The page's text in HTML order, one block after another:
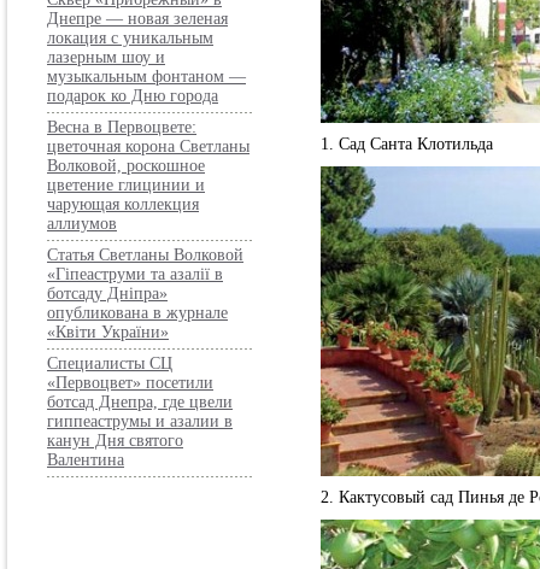
Днепре — новая зеленая
локация с уникальным
лазерным шоу и
музыкальным фонтаном —
подарок ко Дню города
Весна в Первоцвете:
цветочная корона Светланы
Волковой, роскошное
цветение глицинии и
чарующая коллекция
аллиумов
Статья Светланы Волковой
«Гіпеаструми та азалії в
ботсаду Дніпра»
опубликована в журнале
«Квіти України»
Специалисты СЦ
«Первоцвет» посетили
ботсад Днепра, где цвели
гиппеаструмы и азалии в
канун Дня святого
Валентина
1. Сад Санта Клотильда
2. Кактусовый сад Пинья де